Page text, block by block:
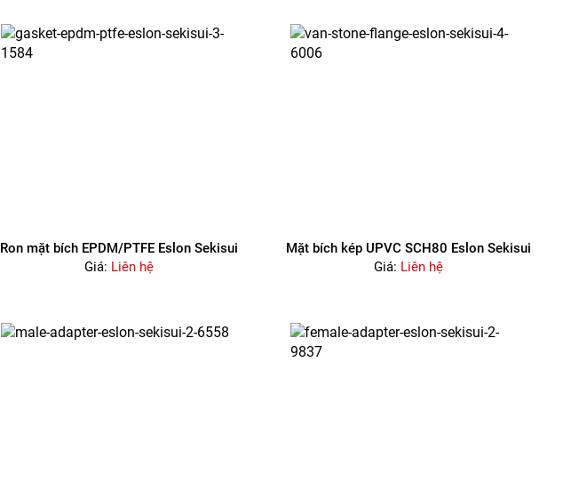
Ron mặt bích EPDM/PTFE Eslon Sekisui
Giá: Liên hệ
Mặt bích kép UPVC SCH80 Eslon Sekisui
Giá: Liên hệ